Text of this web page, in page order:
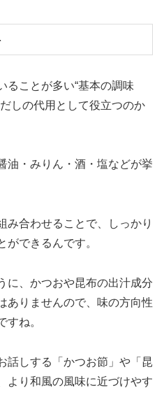
ることが多い“基本の調味
しの代用として役立つのか
油・みりん・酒・塩などが挙
み合わせることで、しっかり
ができるんです。
に、かつおや昆布の出汁成分
ありませんので、味の方向性
すね。
話しする「かつお節」や「昆
より和風の風味に近づけやす